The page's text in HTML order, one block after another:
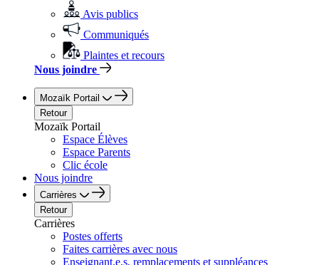
Avis publics
Communiqués
Plaintes et recours
Nous joindre
Mozaïk Portail
Retour
Mozaïk Portail
Espace Élèves
Espace Parents
Clic école
Nous joindre
Carrières
Retour
Carrières
Postes offerts
Faites carrières avec nous
Enseignant.e.s, remplacements et suppléances